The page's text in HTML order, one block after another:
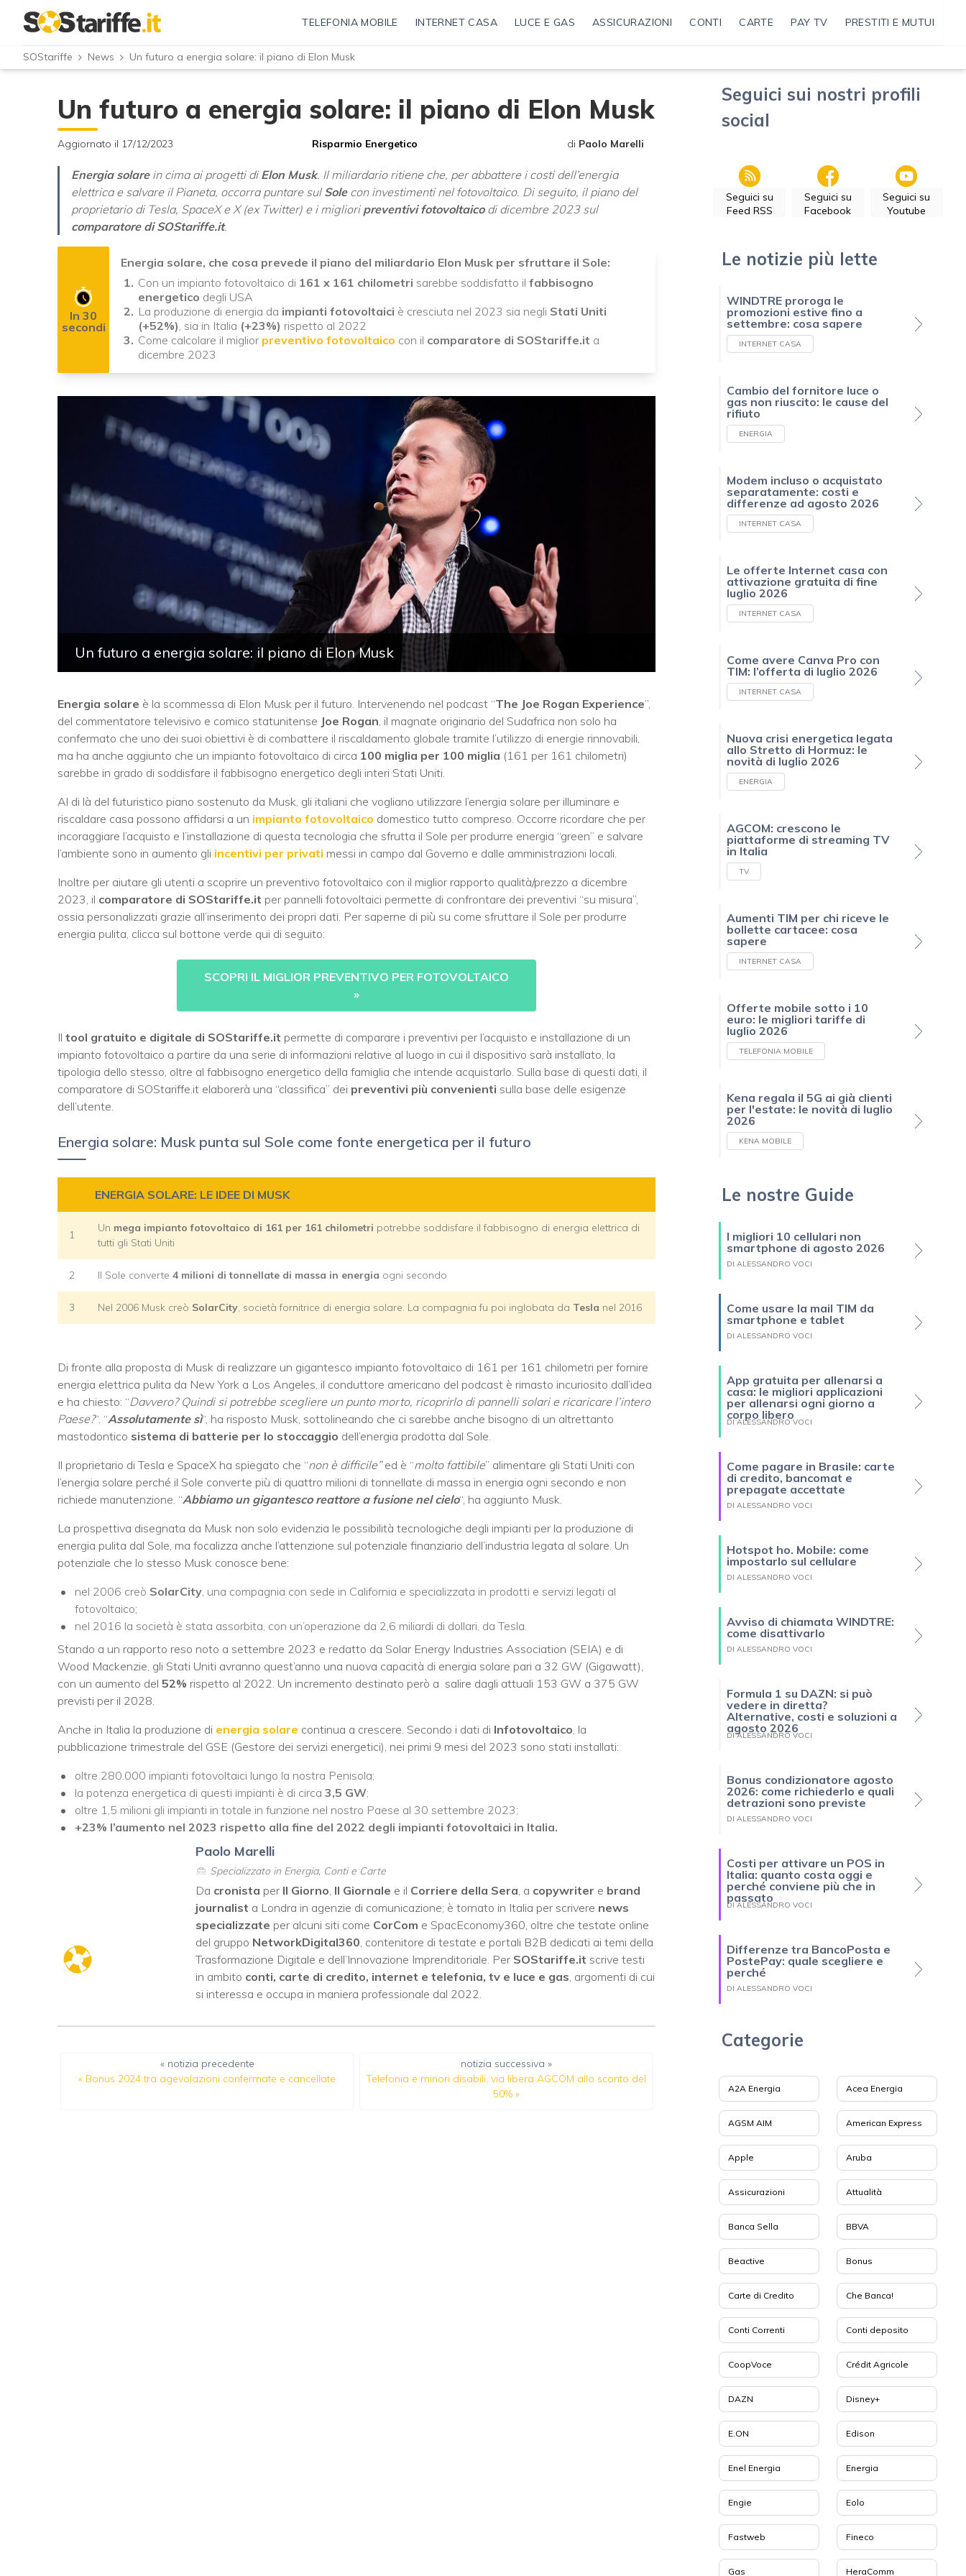
TELEFONIA MOBILE INTERNET CASA LUCE E GAS ASSICURAZIONI CONTI CARTE PAY TV PRESTITI E MUTUI
SOStariffe News Un futuro a energia solare: il piano di Elon Musk
Un futuro a energia solare: il piano di Elon Musk
Aggiornato il 17/12/2023 Risparmio Energetico di Paolo Marelli
Energia solare in cima ai progetti diElon Musk. Il miliardario ritiene che, per abbattere i costi dell’energia
elettrica e salvare il Pianeta, occorra puntare sul Sole con investimenti nel fotovoltaico. Di seguito, il piano del
proprietario di Tesla, SpaceX e X (ex Twitter) e i migliori preventivi fotovoltaico di dicembre 2023 sul
comparatore di SOStariffe.it.
In 30
secondi
Energia solare, che cosa prevede il piano del miliardario Elon Musk per sfruttare il Sole:
Con un impianto fotovoltaico di 161 x 161 chilometri sarebbe soddisfatto il fabbisogno
energetico degli USA
La produzione di energia da impianti fotovoltaici è cresciuta nel 2023 sia negli Stati Uniti
(+52%), sia in Italia (+23%) rispetto al 2022
Come calcolare il miglior preventivo fotovoltaico con il comparatore di SOStariffe.it a
dicembre 2023
Un futuro a energia solare: il piano di Elon Musk
Energia solare è la scommessa di Elon Musk per il futuro. Intervenendo nel podcast “The Joe Rogan Experience”,
del commentatore televisivo e comico statunitense Joe Rogan, il magnate originario del Sudafrica non solo ha
confermato che uno dei suoi obiettivi è di combattere il riscaldamento globale tramite l’utilizzo di energie rinnovabili,
ma ha anche aggiunto che un impianto fotovoltaico di circa 100 miglia per 100 miglia (161 per 161 chilometri)
sarebbe in grado di soddisfare il fabbisogno energetico degli interi Stati Uniti.
Al di là del futuristico piano sostenuto da Musk, gli italiani che vogliano utilizzare l’energia solare per illuminare e
riscaldare casa possono affidarsi a un impianto fotovoltaico domestico tutto compreso. Occorre ricordare che per
incoraggiare l’acquisto e l’installazione di questa tecnologia che sfrutta il Sole per produrre energia “green” e salvare
l’ambiente sono in aumento gli incentivi per privati messi in campo dal Governo e dalle amministrazioni locali.
Inoltre per aiutare gli utenti a scoprire un preventivo fotovoltaico con il miglior rapporto qualità/prezzo a dicembre
2023, il comparatore di SOStariffe.it per pannelli fotovoltaici permette di confrontare dei preventivi “su misura”,
ossia personalizzati grazie all’inserimento dei propri dati. Per saperne di più su come sfruttare il Sole per produrre
energia pulita, clicca sul bottone verde qui di seguito:
SCOPRI IL MIGLIOR PREVENTIVO PER FOTOVOLTAICO
»
Il tool gratuito e digitale di SOStariffe.it permette di comparare i preventivi per l’acquisto e installazione di un
impianto fotovoltaico a partire da una serie di informazioni relative al luogo in cui il dispositivo sarà installato, la
tipologia dello stesso, oltre al fabbisogno energetico della famiglia che intende acquistarlo. Sulla base di questi dati, il
comparatore di SOStariffe.it elaborerà una “classifica” dei preventivi più convenienti sulla base delle esigenze
dell’utente.
Energia solare: Musk punta sul Sole come fonte energetica per il futuro
ENERGIA SOLARE: LE IDEE DI MUSK
1
Un mega impianto fotovoltaico di 161 per 161 chilometri potrebbe soddisfare il fabbisogno di energia elettrica di
tutti gli Stati Uniti
2 Il Sole converte 4 milioni di tonnellate di massa in energia ogni secondo
3 Nel 2006 Musk creò SolarCity, società fornitrice di energia solare. La compagnia fu poi inglobata da Tesla nel 2016
Di fronte alla proposta di Musk di realizzare un gigantesco impianto fotovoltaico di 161 per 161 chilometri per fornire
energia elettrica pulita da New York a Los Angeles, il conduttore americano del podcast è rimasto incuriosito dall’idea
e ha chiesto: “Davvero? Quindi si potrebbe scegliere un punto morto, ricoprirlo di pannelli solari e ricaricare l’intero
Paese?“. “Assolutamente sì“, ha risposto Musk, sottolineando che ci sarebbe anche bisogno di un altrettanto
mastodontico sistema di batterie per lo stoccaggio dell’energia prodotta dal Sole.
Il proprietario di Tesla e SpaceX ha spiegato che “non è difficile”ed è “molto fattibile” alimentare gli Stati Uniti con
l’energia solare perché il Sole converte più di quattro milioni di tonnellate di massa in energia ogni secondo e non
richiede manutenzione. “Abbiamo un gigantesco reattore a fusione nel cielo“, ha aggiunto Musk.
La prospettiva disegnata da Musk non solo evidenzia le possibilità tecnologiche degli impianti per la produzione di
energia pulita dal Sole, ma focalizza anche l’attenzione sul potenziale finanziario dell’industria legata al solare. Un
potenziale che lo stesso Musk conosce bene:
nel 2006 creò SolarCity , una compagnia con sede in California e specializzata in prodotti e servizi legati al
fotovoltaico;
nel 2016 la società è stata assorbita, con un’operazione da 2,6 miliardi di dollari, da Tesla.
Stando a un rapporto reso noto a settembre 2023 e redatto da Solar Energy Industries Association (SEIA) e di
Wood Mackenzie, gli Stati Uniti avranno quest’anno una nuova capacità di energia solare pari a 32 GW (Gigawatt),
con un aumento del 52% rispetto al 2022. Un incremento destinato però a salire dagli attuali 153 GW a 375 GW
previsti per il 2028.
Anche in Italia la produzione di energia solare continua a crescere. Secondo i dati di Infotovoltaico , la
pubblicazione trimestrale del GSE (Gestore dei servizi energetici), nei primi 9 mesi del 2023 sono stati installati:
oltre 280.000 impianti fotovoltaici lungo la nostra Penisola;
la potenza energetica di questi impianti è di circa 3,5 GW;
oltre 1,5 milioni gli impianti in totale in funzione nel nostro Paese al 30 settembre 2023;
+23% l’aumento nel 2023 rispetto alla fine del 2022 degli impianti fotovoltaici in Italia.
Paolo Marelli
Specializzato in Energia, Conti e Carte
Da cronista per Il Giorno Il Giornale e il Corriere della Sera , a copywriter e brand
journalist a Londra in agenzie di comunicazione; è tornato in Italia per scrivere news
specializzate per alcuni siti come CorCom e SpacEconomy360, oltre che testate online
del gruppo NetworkDigital360 , contenitore di testate e portali B2B dedicati ai temi della
Trasformazione Digitale e dell’Innovazione Imprenditoriale. Per SOStariffe.it scrive testi
in ambito conti, carte di credito, internet e telefonia, tv e luce e gas , argomenti di cui
si interessa e occupa in maniera professionale dal 2022.
« notizia precedente
« Bonus 2024 tra agevolazioni confermate e cancellate
notizia successiva »
Telefonia e minori disabili, via libera AGCOM allo sconto del
50%»
Seguici sui nostri profili
social
Seguici su
Feed RSS
Seguici su
Facebook
Seguici su
Youtube
Le notizie più lette
WINDTRE proroga le
promozioni estive fino a
settembre: cosa sapere
INTERNET CASA
Cambio del fornitore luce o
gas non riuscito: le cause del
rifiuto
ENERGIA
Modem incluso o acquistato
separatamente: costi e
differenze ad agosto 2026
INTERNET CASA
Le offerte Internet casa con
attivazione gratuita di fine
luglio 2026
INTERNET CASA
Come avere Canva Pro con
TIM: l’offerta di luglio 2026
INTERNET CASA
Nuova crisi energetica legata
allo Stretto di Hormuz: le
novità di luglio 2026
ENERGIA
AGCOM: crescono le
piattaforme di streaming TV
in Italia
TV
Aumenti TIM per chi riceve le
bollette cartacee: cosa
sapere
INTERNET CASA
Offerte mobile sotto i 10
euro: le migliori tariffe di
luglio 2026
TELEFONIA MOBILE
Kena regala il 5G ai già clienti
per l'estate: le novità di luglio
2026
KENA MOBILE
Le nostre Guide
I migliori 10 cellulari non
smartphone di agosto 2026
DI ALESSANDRO VOCI
Come usare la mail TIM da
smartphone e tablet
DI ALESSANDRO VOCI
App gratuita per allenarsi a
casa: le migliori applicazioni
per allenarsi ogni giorno a
corpo libero
DI ALESSANDRO VOCI
Come pagare in Brasile: carte
di credito, bancomat e
prepagate accettate
DI ALESSANDRO VOCI
Hotspot ho. Mobile: come
impostarlo sul cellulare
DI ALESSANDRO VOCI
Avviso di chiamata WINDTRE:
come disattivarlo
DI ALESSANDRO VOCI
Formula 1 su DAZN: si può
vedere in diretta?
Alternative, costi e soluzioni a
agosto 2026
DI ALESSANDRO VOCI
Bonus condizionatore agosto
2026: come richiederlo e quali
detrazioni sono previste
DI ALESSANDRO VOCI
Costi per attivare un POS in
Italia: quanto costa oggi e
perché conviene più che in
passato
DI ALESSANDRO VOCI
Differenze tra BancoPosta e
PostePay: quale scegliere e
perché
DI ALESSANDRO VOCI
Categorie
A2A Energia Acea Energia
AGSM AIM American Express
Apple Aruba
Assicurazioni Attualità
Banca Sella BBVA
Beactive Bonus
Carte di Credito Che Banca!
Conti Correnti Conti deposito
CoopVoce Crédit Agricole
DAZN Disney+
E.ON Edison
Enel Energia Energia
Engie Eolo
Fastweb Fineco
Gas HeraComm